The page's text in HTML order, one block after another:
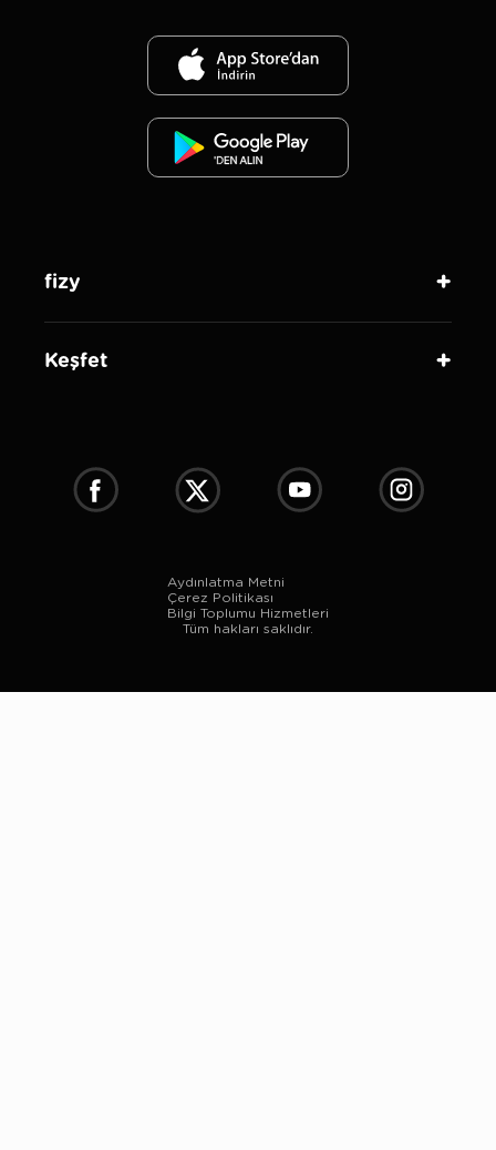
fizy
Keşfet
Aydınlatma Metni
Çerez Politikası
Bilgi Toplumu Hizmetleri
Tüm hakları saklıdır.